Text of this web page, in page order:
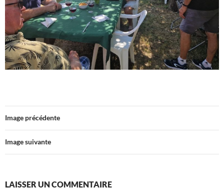
Image précédente
Image suivante
LAISSER UN COMMENTAIRE